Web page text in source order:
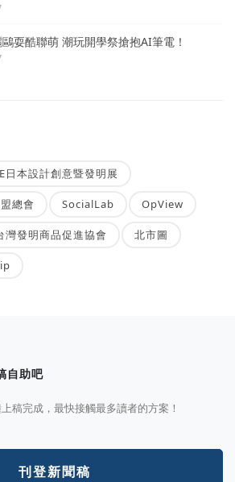
耍酷聯萌 潮玩開學祭搶抱AI筆電！
日本設計創意暨發明展
總會 SocialLab OpView
灣發明商品促進協會 北市圖
自助吧
稿完成，最快接觸最多讀者的方案！
刊登新聞稿